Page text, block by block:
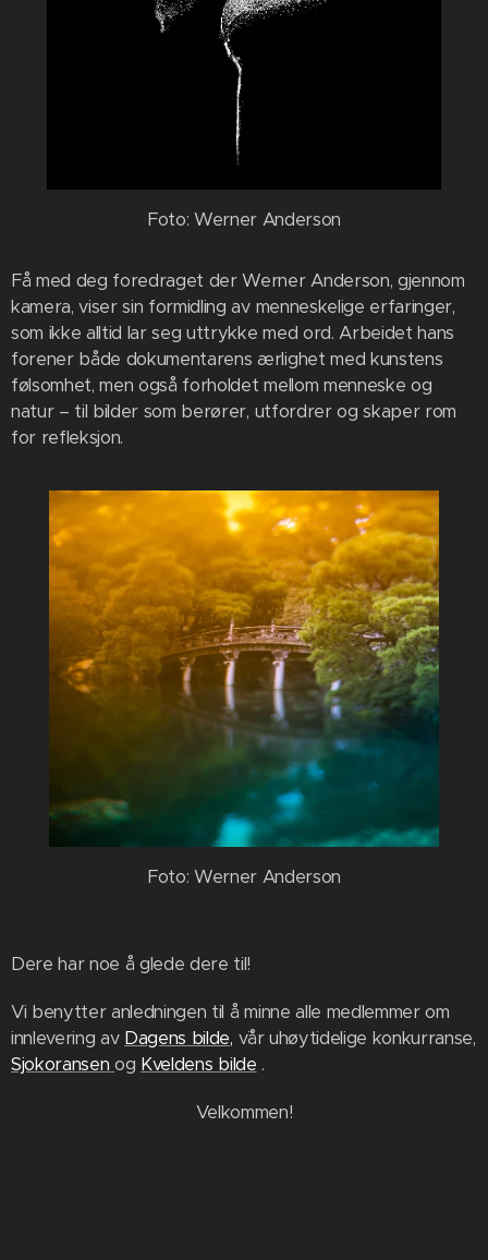
Foto: Werner Anderson
Få med deg foredraget der Werner Anderson, gjennom
kamera, viser sin formidling av menneskelige erfaringer,
som ikke alltid lar seg uttrykke med ord. Arbeidet hans
forener både dokumentarens ærlighet med kunstens
følsomhet, men også forholdet mellom menneske og
natur – til bilder som berører, utfordrer og skaper rom
for refleksjon.
Foto: Werner Anderson
Dere har noe å glede dere til!
Vi benytter anledningen til å minne alle medlemmer om
innlevering av Dagens bilde, v¨år uhøytidelige konkurranse,
Sjokoransen og Kveldens bilde .
Velkommen!